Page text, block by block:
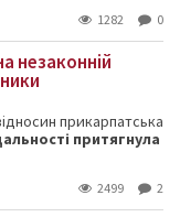
1282 0
незаконній
прикарпатська
притягнула
2499 2